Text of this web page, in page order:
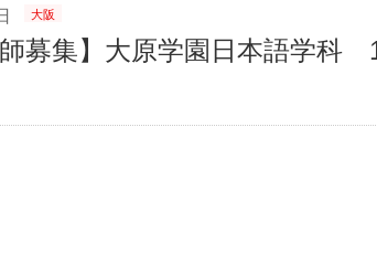
大阪
師募集】大原学園日本語学科